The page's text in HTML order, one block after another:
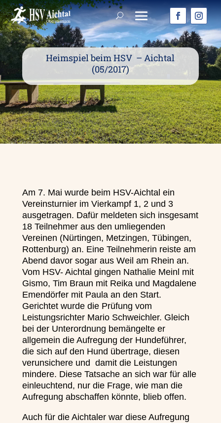
Heimspiel beim HSV – Aichtal
(05/2017)
Am 7. Mai wurde beim HSV-Aichtal ein
Vereinsturnier im Vierkampf 1, 2 und 3
ausgetragen. Dafür meldeten sich insgesamt
18 Teilnehmer aus den umliegenden
Vereinen (Nürtingen, Metzingen, Tübingen,
Rottenburg) an. Eine Teilnehmerin reiste am
Abend davor sogar aus Weil am Rhein an.
Vom HSV- Aichtal gingen Nathalie Meinl mit
Gismo, Tim Braun mit Reika und Magdalene
Emendörfer mit Paula an den Start.
Gerichtet wurde die Prüfung vom
Leistungsrichter Mario Schweichler. Gleich
bei der Unterordnung bemängelte er
allgemein die Aufregung der Hundeführer,
die sich auf den Hund übertrage, diesen
verunsichere und damit die Leistungen
mindere. Diese Tatsache an sich war für alle
einleuchtend, nur die Frage, wie man die
Aufregung abschaffen könnte, blieb offen.
Auch für die Aichtaler war diese Aufregung